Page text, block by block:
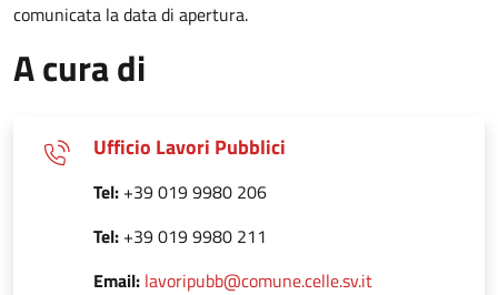
comunicata la data di apertura.
A cura di
Ufficio Lavori Pubblici
Tel: +39 019 9980 206
Tel: +39 019 9980 211
Email: lavoripubb@comune.celle.sv.it